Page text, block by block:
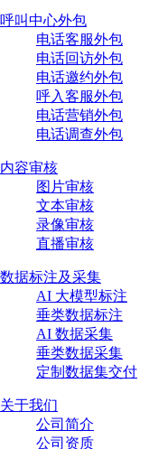
呼叫中心外包
电话客服外包
电话回访外包
电话邀约外包
呼入客服外包
电话营销外包
电话调查外包
内容审核
图片审核
文本审核
录像审核
直播审核
数据标注及采集
AI 大模型标注
垂类数据标注
AI 数据采集
垂类数据采集
定制数据集交付
关于我们
公司简介
公司资质